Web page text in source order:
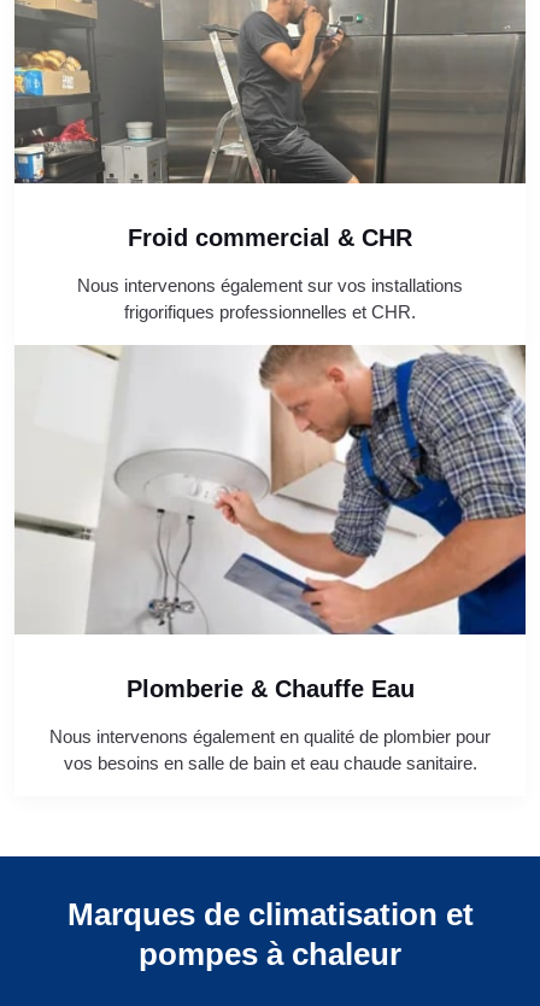
Froid commercial & CHR
Nous intervenons également sur vos installations
frigorifiques professionnelles et CHR.
Plomberie & Chauffe Eau
Nous intervenons également en qualité de plombier pour
vos besoins en salle de bain et eau chaude sanitaire.
Marques de climatisation et
pompes à chaleur